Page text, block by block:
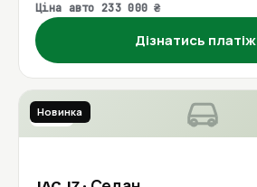
Ціна авто 233 000 ₴
Дізнатись платіж
2021
Новинка